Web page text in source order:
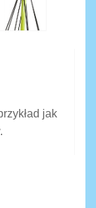
jak